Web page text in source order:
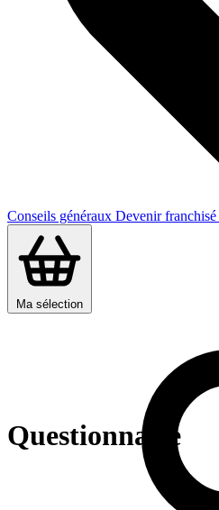
Conseils généraux Devenir franchisé
Ma sélection
Questionnaire